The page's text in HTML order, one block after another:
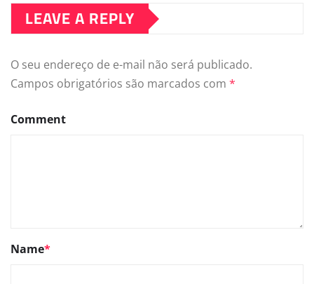
LEAVE A REPLY
O seu endereço de e-mail não será publicado.
Campos obrigatórios são marcados com *
Comment
Name*